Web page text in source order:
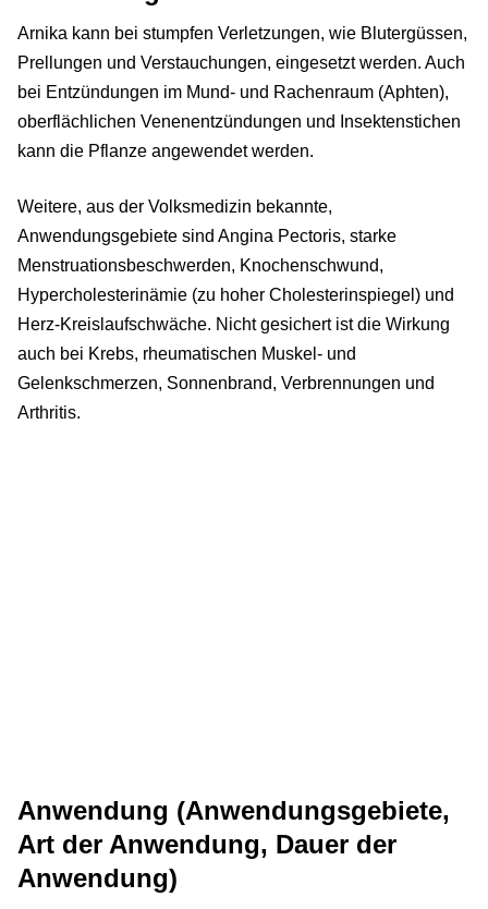
Arnika kann bei stumpfen Verletzungen, wie Blutergüssen,
Prellungen und Verstauchungen, eingesetzt werden. Auch
bei Entzündungen im Mund- und Rachenraum (Aphten),
oberflächlichen Venenentzündungen und Insektenstichen
kann die Pflanze angewendet werden.
Weitere, aus der Volksmedizin bekannte,
Anwendungsgebiete sind Angina Pectoris, starke
Menstruationsbeschwerden, Knochenschwund,
Hypercholesterinämie (zu hoher Cholesterinspiegel) und
Herz-Kreislaufschwäche. Nicht gesichert ist die Wirkung
auch bei Krebs, rheumatischen Muskel- und
Gelenkschmerzen, Sonnenbrand, Verbrennungen und
Arthritis.
Anwendung (Anwendungsgebiete,
Art der Anwendung, Dauer der
Anwendung)